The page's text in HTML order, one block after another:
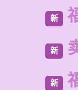
新
新
新